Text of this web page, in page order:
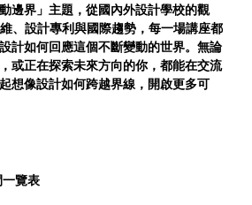
邊界」主題，從國內外設計學校的觀
、設計專利與國際趨勢，每一場講座都
計如何回應這個不斷變動的世界。無論
或正在探索未來方向的你，都能在交流
想像設計如何跨越界線，開啟更多可
覽表